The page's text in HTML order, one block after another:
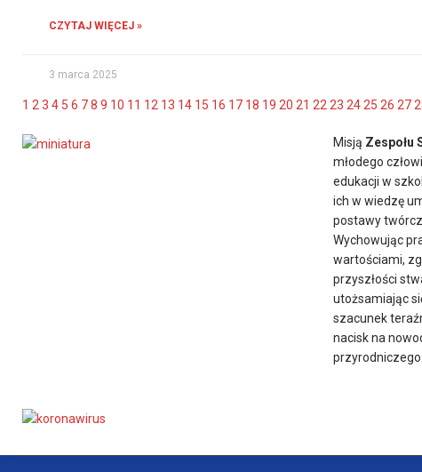
CZYTAJ WIĘCEJ »
3 marca 2025
1 23 4 5 6 78 9 10 11 12 13 14 15 16 17 18 19 20 21 2223 2425 26 27
Misją Zespołu
młodego
edukacji w
ich w wiedzę
postawy
Wychowując
wartościami,
przyszłości
utożsamiając
szacunek
nacisk na
przyrodniczego.